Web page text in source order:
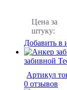
Цена за
штуку:
Добавить в
забивной
Артикул
0 отзывов